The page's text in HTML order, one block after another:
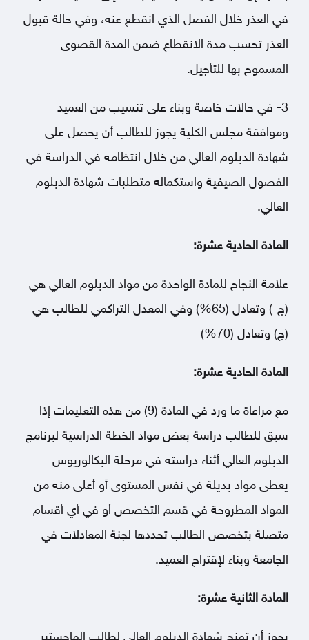
في العذر خلال الفصل الذي انقطع عنه، وفي حالة قبول
العذر تحسب مدة الانقطاع ضمن المدة القصوى
المسموح بها للتأجيل.
3- في حالات خاصة وبناء على تنسيب من العميد
وموافقة مجلس الكلية يجوز للطالب أن يحصل على
شهادة الدبلوم العالي من خلال انتظامه في الدراسة في
الفصول الصيفية واستكماله متطلبات شهادة الدبلوم
العالي.
المادة الحادية عشرة:
علامة النجاح للمادة الواحدة من مواد الدبلوم العالي هي
(ج-) وتعادل (65%) وفي المعدل التراكمي للطالب هي
(ج) وتعادل (70%)
المادة الحادية عشرة:
مع مراعاة ما ورد في المادة (9) من هذه التعليمات إذا
سبق للطالب دراسة بعض مواد الخطة الدراسية لبرنامج
الدبلوم العالي أثناء دراسته في مرحلة البكالوريوس
يعطى مواد بديلة في نفس المستوى أو أعلى منه من
المواد المطروحة في قسم التخصص أو في أي أقسام
متصلة بتخصص الطالب تحددها لجنة المعادلات في
الجامعة وبناء لإقتراح العميد.
المادة الثانية عشرة: